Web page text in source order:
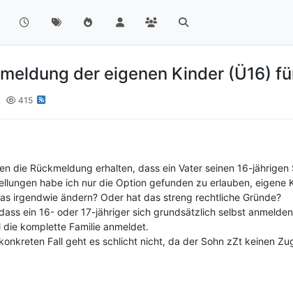
der eigenen Kinder (Ü16)
415
die Rückmeldung erhalten, dass ein Vater seinen 16-
habe ich nur die Option gefunden zu erlauben, eigene
irgendwie ändern? Oder hat das streng rechtliche Gründe?
ein 16- oder 17-jähriger sich grundsätzlich selbst
die komplette Familie anmeldet.
Fall geht es schlicht nicht, da der Sohn zZt keinen